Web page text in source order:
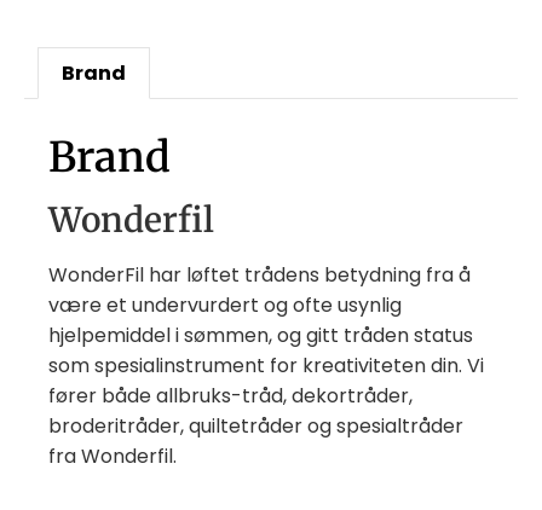
Brand
Brand
Wonderfil
WonderFil har løftet trådens betydning fra å
være et undervurdert og ofte usynlig
hjelpemiddel i sømmen, og gitt tråden status
som spesialinstrument for kreativiteten din. Vi
fører både allbruks-tråd, dekortråder,
broderitråder, quiltetråder og spesialtråder
fra Wonderfil.